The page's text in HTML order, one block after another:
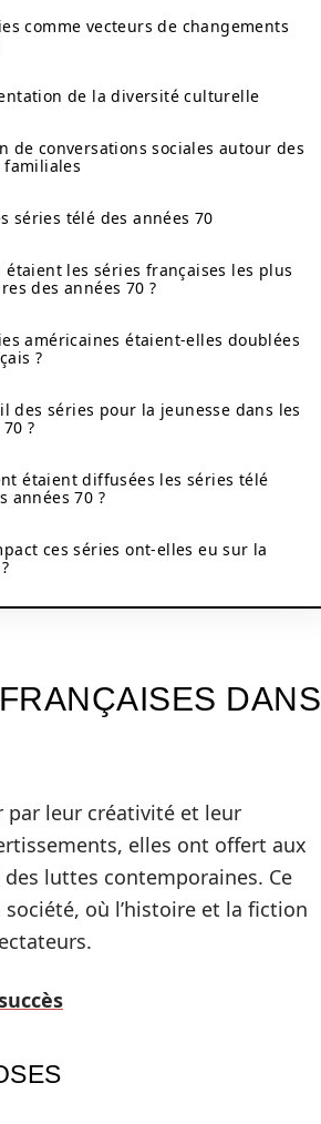
comme vecteurs de changements
de la diversité culturelle
de conversations sociales autour des
familiales
séries télé des années 70
étaient les séries françaises les plus
des années 70 ?
américaines étaient-elles doublées
?
des séries pour la jeunesse dans les
?
étaient diffusées les séries télé
années 70 ?
ces séries ont-elles eu sur la
DANS
par leur créativité et leur
elles ont offert aux
luttes contemporaines. Ce
où l’histoire et la fiction